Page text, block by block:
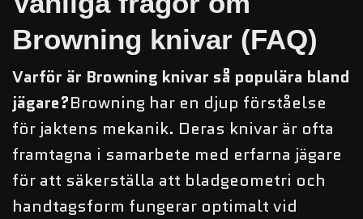
Browning knivar (FAQ)
Varför är Browning knivar så populära bland
jägare?Browning har en djup förståelse
för jaktens mekanik. Deras knivar är ofta
framtagna i samarbete med erfarna jägare
för att säkerställa att bladgeometri och
handtagsform fungerar optimalt vid